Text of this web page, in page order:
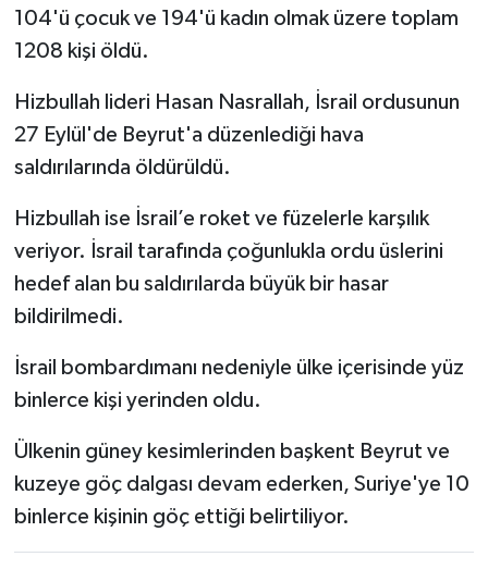
104'ü çocuk ve 194'ü kadın olmak üzere toplam
1208 kişi öldü.
Hizbullah lideri Hasan Nasrallah, İsrail ordusunun
27 Eylül'de Beyrut'a düzenlediği hava
saldırılarında öldürüldü.
Hizbullah ise İsrail’e roket ve füzelerle karşılık
veriyor. İsrail tarafında çoğunlukla ordu üslerini
hedef alan bu saldırılarda büyük bir hasar
bildirilmedi.
İsrail bombardımanı nedeniyle ülke içerisinde yüz
binlerce kişi yerinden oldu.
Ülkenin güney kesimlerinden başkent Beyrut ve
kuzeye göç dalgası devam ederken, Suriye'ye 10
binlerce kişinin göç ettiği belirtiliyor.